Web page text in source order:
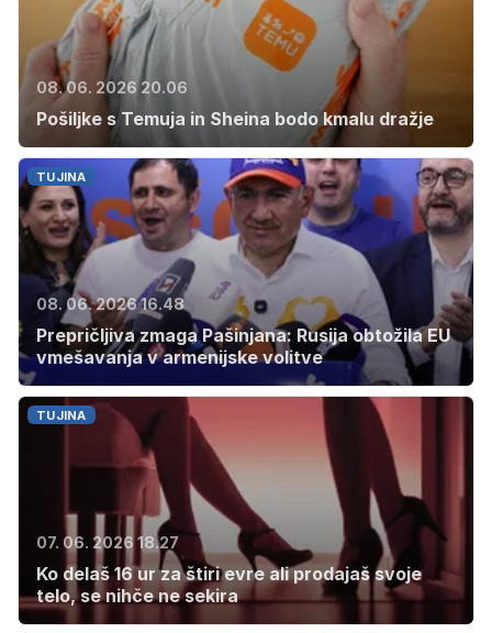
08. 06. 2026 20.06
Pošiljke s Temuja in Sheina bodo kmalu dražje
TUJINA
08. 06. 2026 16.48
Prepričljiva zmaga Pašinjana: Rusija obtožila EU
vmešavanja v armenijske volitve
TUJINA
07. 06. 2026 18.27
Ko delaš 16 ur za štiri evre ali prodajaš svoje
telo, se nihče ne sekira